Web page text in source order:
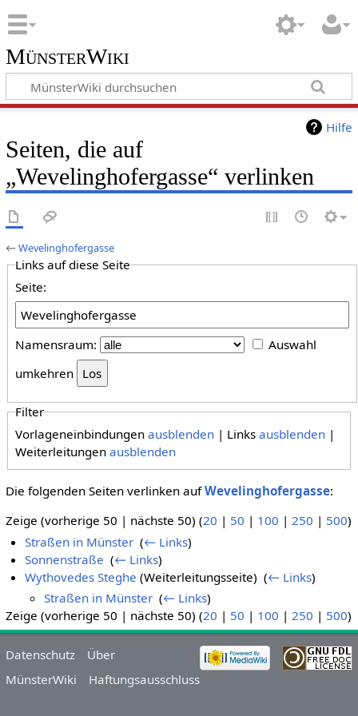
MünsterWiki
Hilfe
Seiten, die auf
„Wevelinghofergasse“ verlinken
←Wevelinghofergasse
Links auf diese Seite
Seite:
Namensraum:
Auswahl
umkehren
Filter
Vorlageneinbindungenausblenden | Linksausblenden |
Weiterleitungenausblenden
Die folgenden Seiten verlinken aufWevelinghofergasse:
Zeige (vorherige 50 | nächste 50) (20 | 50 | 100 | 250 | 500)
Straßen in Münster ‎(← Links)
Sonnenstraße ‎(← Links)
Wythovedes Steghe (Weiterleitungsseite) ‎(← Links)
Straßen in Münster ‎(← Links)
Zeige (vorherige 50 | nächste 50) (20 | 50 | 100 | 250 | 500)
Datenschutz
Über
MünsterWiki
Haftungsausschluss